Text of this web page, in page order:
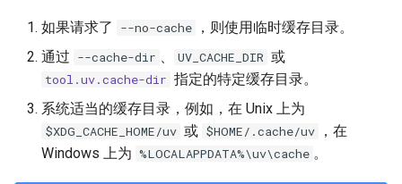
如果请求了 --no-cache
，则使用临时缓存目录。
通过 --cache-dir UV_CACHE_DIR 或
tool.uv.cache-dir 指定的特定缓存目录。
系统适当的缓存目录，例如，在 Unix 上为
$XDG_CACHE_HOME/uv 或 $HOME/.cache/uv
，在
Windows 上为 %LOCALAPPDATA%\uv\cache 。